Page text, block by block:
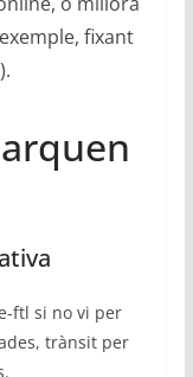
fixant
ftl si no vi per
trànsit per